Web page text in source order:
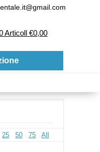
Articoll €0,00
25 50 75 All